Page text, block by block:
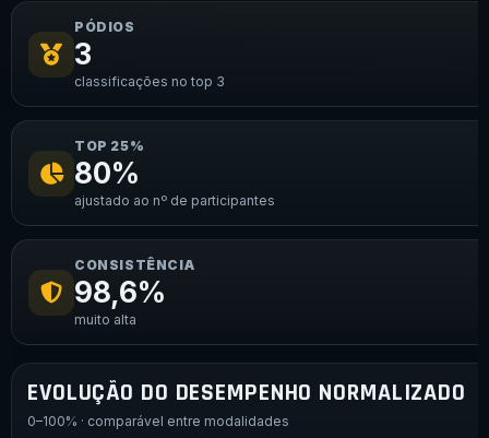
PÓDIOS
3
classificações no top 3
TOP 25%
80%
ajustado ao nº de participantes
CONSISTÊNCIA
98,6%
muito alta
EVOLUÇÃO DO DESEMPENHO NORMALIZADO
0–100% · comparável entre modalidades